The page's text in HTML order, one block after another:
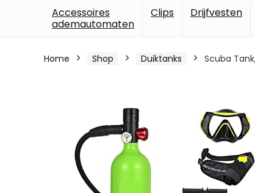
Accessoires
ademautomaten
Clips Drijfvesten
Home Shop Duiktanks Scuba